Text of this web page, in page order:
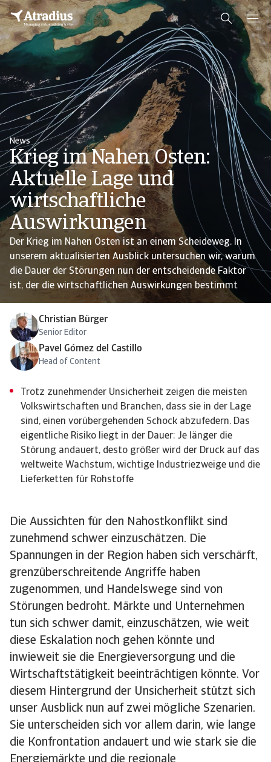
News
Krieg im Nahen Osten:
Aktuelle Lage und
wirtschaftliche
Auswirkungen
Der Krieg im Nahen Osten ist an einem Scheideweg. In
unserem aktualisierten Ausblick untersuchen wir, warum
die Dauer der Störungen nun der entscheidende Faktor
ist, der die wirtschaftlichen Auswirkungen bestimmt
Christian Bürger
Senior Editor
Pavel Gómez del Castillo
Head of Content
Die Aussichten für den Nahostkonflikt sind
zunehmend schwer einzuschätzen. Die
Spannungen in der Region haben sich verschärft,
grenzüberschreitende Angriffe haben
zugenommen, und Handelswege sind von
Störungen bedroht. Märkte und Unternehmen
tun sich schwer damit, einzuschätzen, wie weit
diese Eskalation noch gehen könnte und
inwieweit sie die Energieversorgung und die
Wirtschaftstätigkeit beeinträchtigen könnte. Vor
diesem Hintergrund der Unsicherheit stützt sich
unser Ausblick nun auf zwei mögliche Szenarien.
Sie unterscheiden sich vor allem darin, wie lange
die Konfrontation andauert und wie stark sie die
Energiemärkte und die regionale
Trotz zunehmender Unsicherheit zeigen die meisten
Volkswirtschaften und Branchen, dass sie in der Lage
sind, einen vorübergehenden Schock abzufedern. Das
eigentliche Risiko liegt in der Dauer: Je länger die
Störung andauert, desto größer wird der Druck auf das
weltweite Wachstum, wichtige Industriezweige und die
Lieferketten für Rohstoffe